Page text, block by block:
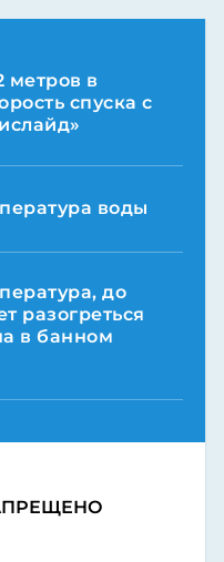
метров в
спуска с
воды
до
разогреться
в банном